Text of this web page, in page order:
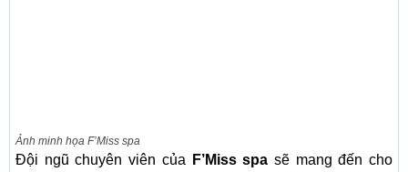
Ảnh minh họa F’Miss spa
Đội ngũ chuyên viên của F’Miss spa sẽ mang đến cho